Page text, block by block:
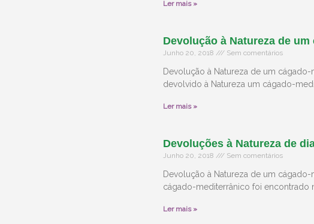
Ler mais »
Devolução à Natureza de
Junho 20, 2018 Sem comentários
Devolução à Natureza de um
devolvido à Natureza um cágado-
Ler mais »
Devoluções à Natureza de
Junho 20, 2018 Sem comentários
Devolução à Natureza de um
cágado-mediterrânico foi encontrado
Ler mais »